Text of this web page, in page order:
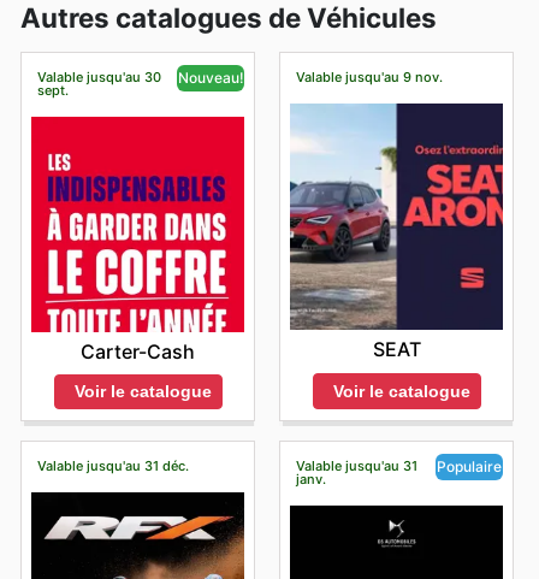
Autres catalogues de Véhicules
Valable jusqu'au 30
sept.
Nouveau!
Carter-Cash
Voir le catalogue
Valable jusqu'au 9 nov.
SEAT
Voir le catalogue
Valable jusqu'au 31 déc. Valable jusqu'au 31
janv.
Populaire